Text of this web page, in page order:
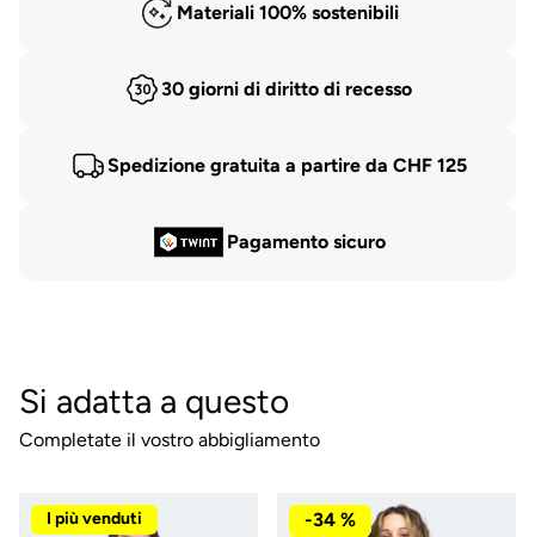
Materiali 100% sostenibili
30 giorni di diritto di recesso
Spedizione gratuita a partire da CHF 125
Pagamento sicuro
Si adatta a questo
Completate il vostro abbigliamento
I più venduti -34 %